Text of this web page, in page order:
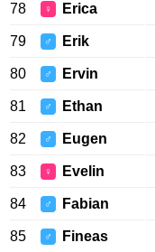
78 ♀ Erica
79 ♂ Erik
80 ♂ Ervin
81 ♂ Ethan
82 ♂ Eugen
83 ♀ Evelin
84 ♂ Fabian
85 ♂ Fineas